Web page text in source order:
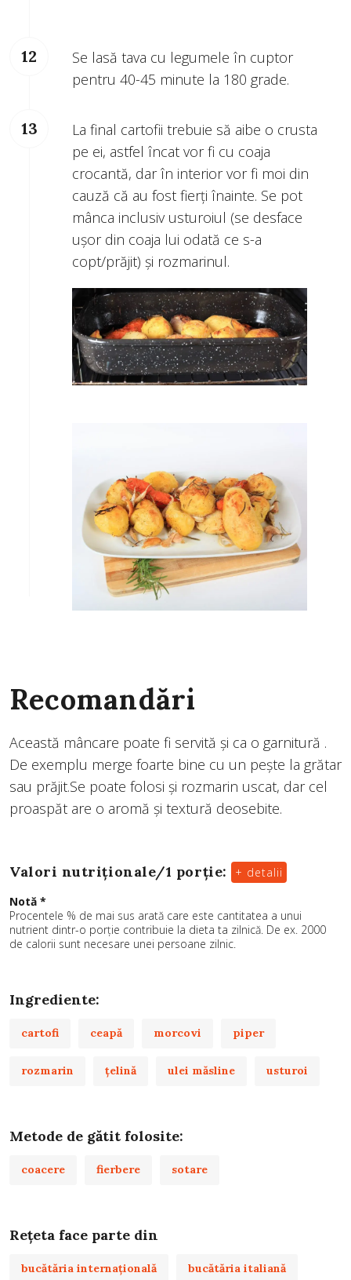
Se lasă tava cu legumele în cuptor
pentru 40-45 minute la 180 grade.
La final cartofii trebuie să aibe o crusta
pe ei, astfel încat vor fi cu coaja
crocantă, dar în interior vor fi moi din
cauză că au fost fierţi înainte. Se pot
mânca inclusiv usturoiul (se desface
uşor din coaja lui odată ce s-a
copt/prăjit) şi rozmarinul.
Recomandări
Această mâncare poate fi servită şi ca o garnitură .
De exemplu merge foarte bine cu un peşte la grătar
sau prăjit.Se poate folosi şi rozmarin uscat, dar cel
proaspăt are o aromă şi textură deosebite.
Valori nutriționale/1 porție:
+ detalii
Notă *
Procentele % de mai sus arată care este cantitatea a unui
nutrient dintr-o porție contribuie la dieta ta zilnică. De ex. 2000
de calorii sunt necesare unei persoane zilnic.
Ingrediente:
cartofi ceapă morcovi piper
rozmarin ţelină ulei măsline usturoi
Metode de gătit folosite:
coacere fierbere sotare
Rețeta face parte din
bucătăria internațională bucătăria italiană